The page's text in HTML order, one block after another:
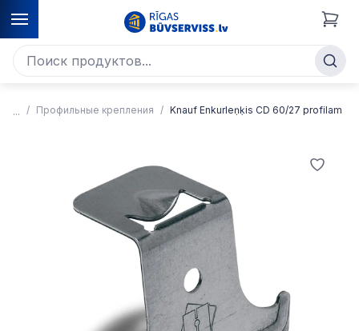
Профильные крепления Knauf Enkurleņķis CD 60/27 profilam